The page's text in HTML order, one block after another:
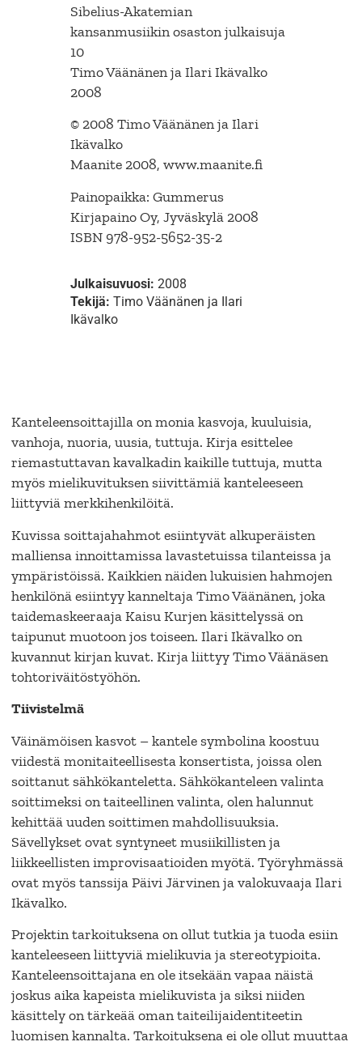
Sibelius-Akatemian
kansanmusiikin osaston julkaisuja
10
Timo Väänänen ja Ilari Ikävalko
2008
© 2008 Timo Väänänen ja Ilari
Ikävalko
Maanite 2008, www.maanite.fi
Painopaikka: Gummerus
Kirjapaino Oy, Jyväskylä 2008
ISBN 978-952-5652-35-2
Julkaisuvuosi:2008
Tekijä:Timo Väänänen ja Ilari
Ikävalko
Kanteleensoittajilla on monia kasvoja, kuuluisia,
vanhoja, nuoria, uusia, tuttuja. Kirja esittelee
riemastuttavan kavalkadin kaikille tuttuja, mutta
myös mielikuvituksen siivittämiä kanteleeseen
liittyviä merkkihenkilöitä.
Kuvissa soittajahahmot esiintyvät alkuperäisten
malliensa innoittamissa lavastetuissa tilanteissa ja
ympäristöissä. Kaikkien näiden lukuisien hahmojen
henkilönä esiintyy kanneltaja Timo Väänänen, joka
taidemaskeeraaja Kaisu Kurjen käsittelyssä on
taipunut muotoon jos toiseen. Ilari Ikävalko on
kuvannut kirjan kuvat. Kirja liittyy Timo Väänäsen
tohtoriväitöstyöhön.
Tiivistelmä
Väinämöisen kasvot – kantele symbolina koostuu
viidestä monitaiteellisesta konsertista, joissa olen
soittanut sähkökanteletta. Sähkökanteleen valinta
soittimeksi on taiteellinen valinta, olen halunnut
kehittää uuden soittimen mahdollisuuksia.
Sävellykset ovat syntyneet musiikillisten ja
liikkeellisten improvisaatioiden myötä. Työryhmässä
ovat myös tanssija Päivi Järvinen ja valokuvaaja Ilari
Ikävalko.
Projektin tarkoituksena on ollut tutkia ja tuoda esiin
kanteleeseen liittyviä mielikuvia ja stereotypioita.
Kanteleensoittajana en ole itsekään vapaa näistä
joskus aika kapeista mielikuvista ja siksi niiden
käsittely on tärkeää oman taiteilijaidentiteetin
luomisen kannalta. Tarkoituksena ei ole ollut muuttaa